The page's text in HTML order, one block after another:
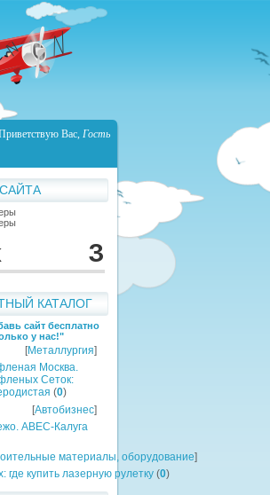
Вас, Гость
КАТАЛОГ
сайт бесплатно
у нас!"
[Металлургия]
Москва.
Сеток:
(0)
[Автобизнес]
АВЕС-Калуга
материалы, оборудование]
где купить лазерную рулетку (0)